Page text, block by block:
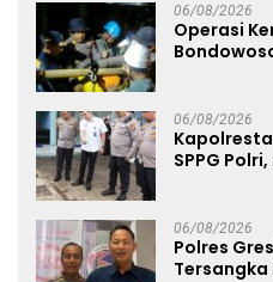
06/08/2026
Operasi
06/08/2026
SPPG
06/08/2026
Polres
Tersangka